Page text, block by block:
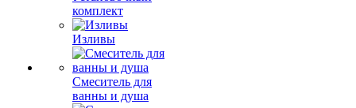
комплект
Изливы
Смеситель для
ванны и душа